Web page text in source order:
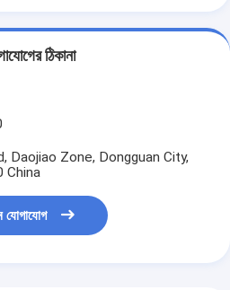
ঠিকানা
Daojiao Zone, Dongguan City,
China
যোগাযোগ